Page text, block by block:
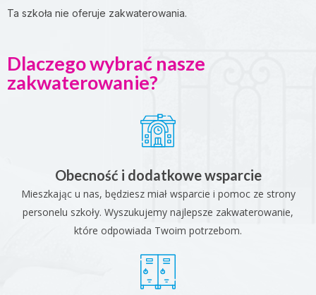
Ta szkoła nie oferuje zakwaterowania.
Dlaczego wybrać nasze
zakwaterowanie?
Obecność i dodatkowe wsparcie
Mieszkając u nas, będziesz miał wsparcie i pomoc ze strony
personelu szkoły. Wyszukujemy najlepsze zakwaterowanie,
które odpowiada Twoim potrzebom.